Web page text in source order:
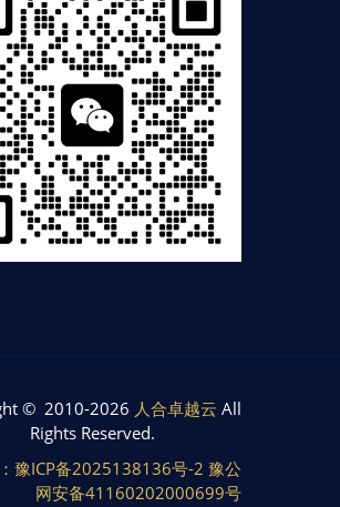
© 2010-2026 人合卓越云 All
Rights Reserved.
豫ICP备2025138136号-2 豫公
网安备41160202000699号